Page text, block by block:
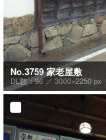
No.3759 家老屋敷
DL数：96 ／ 3000×2250 px